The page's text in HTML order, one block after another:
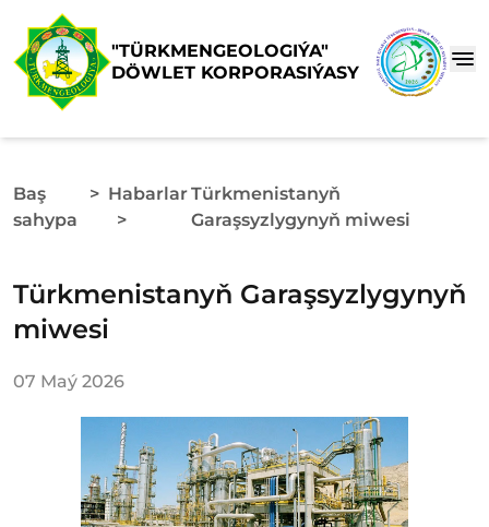
"TÜRKMENGEOLOGIÝA"
DÖWLET KORPORASIÝASY
Baş
sahypa
> Habarlar
>
Türkmenistanyň
Garaşsyzlygynyň miwesi
Türkmenistanyň Garaşsyzlygynyň
miwesi
07 Maý 2026